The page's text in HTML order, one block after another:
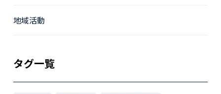
地域活動
タグ一覧